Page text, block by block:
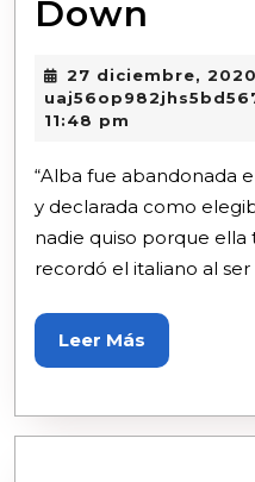
Down
27 diciembre, 2020
11:48 pm
“Alba fue abandonada
y declarada como
nadie quiso porque ella
recordó el italiano al
Leer Más